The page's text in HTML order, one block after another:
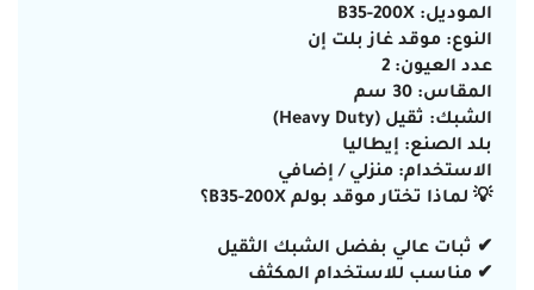
الموديل: B35-200X
النوع: موقد غاز بلت إن
عدد العيون: 2
المقاس: 30 سم
الشبك: ثقيل (Heavy Duty)
بلد الصنع: إيطاليا
الاستخدام: منزلي / إضافي
💡 لماذا تختار موقد بولم B35-200X؟
✔ ثبات عالي بفضل الشبك الثقيل
✔ مناسب للاستخدام المكثف